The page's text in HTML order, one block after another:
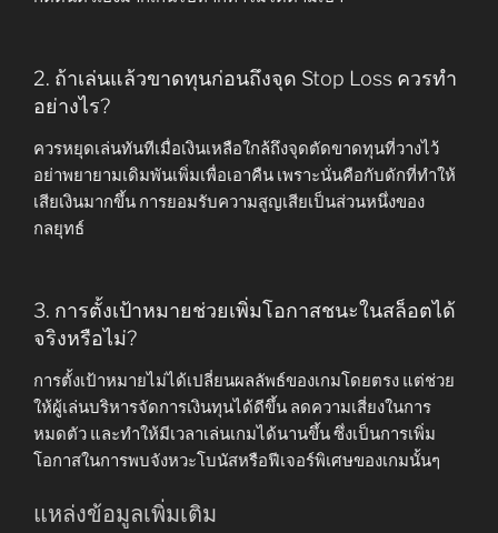
2. ถ้าเล่นแล้วขาดทุนก่อนถึงจุด Stop Loss ควรทำ
อย่างไร?
ควรหยุดเล่นทันทีเมื่อเงินเหลือใกล้ถึงจุดตัดขาดทุนที่วางไว้
อย่าพยายามเดิมพันเพิ่มเพื่อเอาคืน เพราะนั่นคือกับดักที่ทำให้
เสียเงินมากขึ้น การยอมรับความสูญเสียเป็นส่วนหนึ่งของ
กลยุทธ์
3. การตั้งเป้าหมายช่วยเพิ่มโอกาสชนะในสล็อตได้
จริงหรือไม่?
การตั้งเป้าหมายไม่ได้เปลี่ยนผลลัพธ์ของเกมโดยตรง แต่ช่วย
ให้ผู้เล่นบริหารจัดการเงินทุนได้ดีขึ้น ลดความเสี่ยงในการ
หมดตัว และทำให้มีเวลาเล่นเกมได้นานขึ้น ซึ่งเป็นการเพิ่ม
โอกาสในการพบจังหวะโบนัสหรือฟีเจอร์พิเศษของเกมนั้นๆ
แหล่งข้อมูลเพิ่มเติม